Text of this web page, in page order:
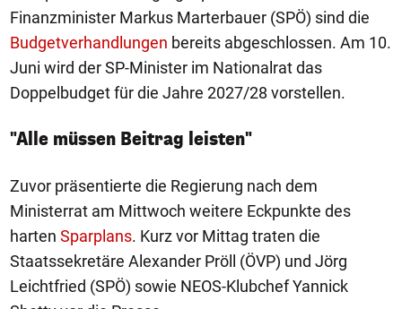
Finanzminister Markus Marterbauer (SPÖ) sind die
Budgetverhandlungen bereits abgeschlossen. Am 10.
Juni wird der SP-Minister im Nationalrat das
Doppelbudget für die Jahre 2027/28 vorstellen.
"Alle müssen Beitrag leisten"
Zuvor präsentierte die Regierung nach dem
Ministerrat am Mittwoch weitere Eckpunkte des
harten Sparplans. Kurz vor Mittag traten die
Staatssekretäre Alexander Pröll (ÖVP) und Jörg
Leichtfried (SPÖ) sowie NEOS-Klubchef Yannick